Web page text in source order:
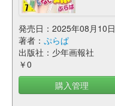
発売日：2025年08月10日
著者： ぷらぱ
出版社：少年画報社
￥0
購入管理